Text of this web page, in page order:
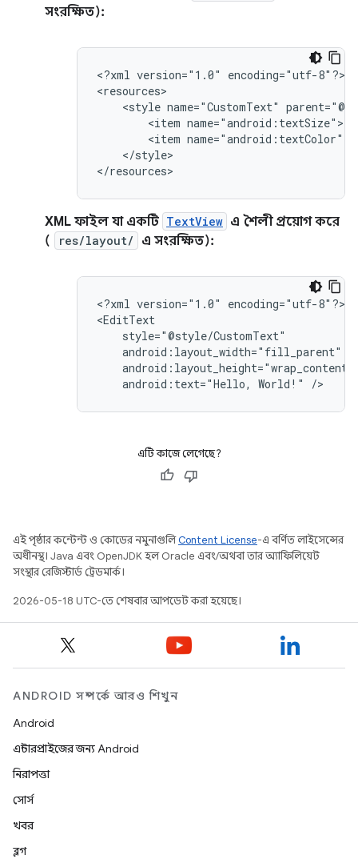
সংরক্ষিত):
<?xml version="1.0"
encoding="utf-8"?>
<style name="CustomText"
<item
<item
</style>
</resources>
XML ফাইল যা একটি TextView এ শৈলী প্রয়োগ করে
(
res/layout/ এ সংরক্ষিত):
<?xml version="1.0"
encoding="utf-8"?>
android:text="Hello,
World!" />
এটি কাজে লেগেছে?
এই পৃষ্ঠার কন্টেন্ট ও কোডের নমুনাগুলিContent License-এ বর্ণিত লাইসেন্সের
অধীনস্থ। Java এবং OpenJDK হল Oracle এবং/অথবা তার অ্যাফিলিয়েট
সংস্থার রেজিস্টার্ড ট্রেডমার্ক।
2026-05-18 UTC-তে শেষবার আপডেট করা হয়েছে।
ANDROID সম্পর্কে আরও শিখুন
Android
এন্টারপ্রাইজের জন্য Android
নিরাপত্তা
সোর্স
খবর
ব্লগ